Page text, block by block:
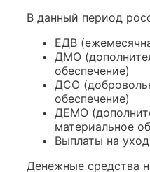
В данный период
ЕДВ
ДМО
обеспечение)
ДСО
обеспечение)
ДЕМО
материальное
Выплаты на
Денежные средства